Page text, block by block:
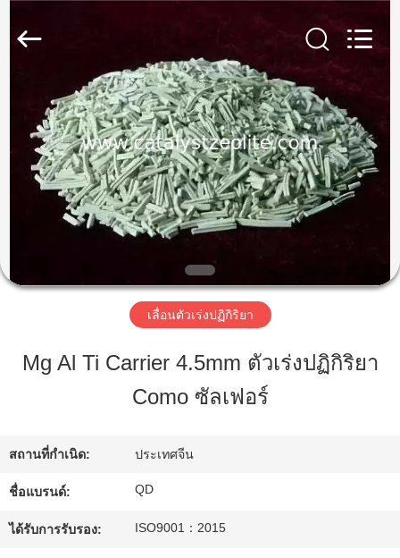
บ้าน
สินค้า
กับ
ควบคุม
คุณภาพ
CATALYSTS
GROUP
เลื่อนตัวเร่งปฏิกิริยา
Mg Al Ti Carrier 4.5mm ตัวเร่งปฏิกิริยา
Como ซัลเฟอร์
สถานที่กำเนิด: ประเทศจีน
ชื่อแบรนด์: QD
ได้รับการรับรอง: ISO9001：2015